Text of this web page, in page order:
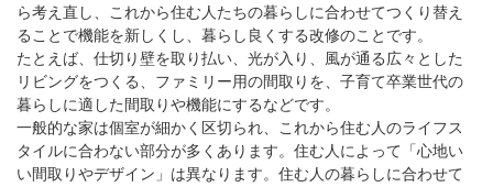
ら考え直し、これから住む人たちの暮らしに合わせてつくり替え
ることで機能を新しくし、暮らし良くする改修のことです。
たとえば、仕切り壁を取り払い、光が入り、風が通る広々とした
リビングをつくる、ファミリー用の間取りを、子育て卒業世代の
暮らしに適した間取りや機能にするなどです。
一般的な家は個室が細かく区切られ、これから住む人のライフス
タイルに合わない部分が多くあります。住む人によって「心地い
い間取りやデザイン」は異なります。住む人の暮らしに合わせて